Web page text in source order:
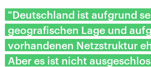
"Deutschland ist aufgrund
geografischen Lage und
vorhandenen Netzstruktur
Aber es ist nicht